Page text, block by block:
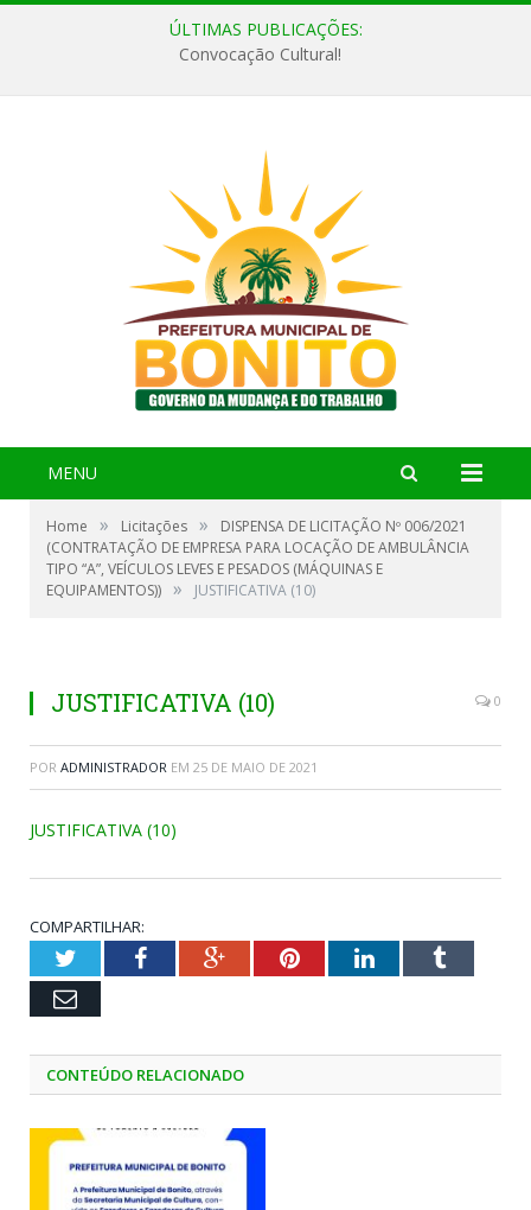
ÚLTIMAS PUBLICAÇÕES:
Convocação Cultural!
MENU
Home » Licitações »
DISPENSA DE LICITAÇÃO Nº 006/2021
(CONTRATAÇÃO DE EMPRESA PARA LOCAÇÃO DE AMBULÂNCIA
TIPO “A”, VEÍCULOS LEVES E PESADOS (MÁQUINAS E
EQUIPAMENTOS)) » JUSTIFICATIVA (10)
JUSTIFICATIVA (10) 0
POR ADMINISTRADOR EM 25 DE MAIO DE 2021
JUSTIFICATIVA (10)
COMPARTILHAR:
TwitterFacebookGoogle+PinterestLinkedInTumblr
Email
CONTEÚDO RELACIONADO